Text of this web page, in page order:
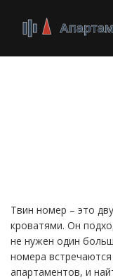
Твин номер – это
кроватями. Он
не нужен один
номера
апартаментов, и